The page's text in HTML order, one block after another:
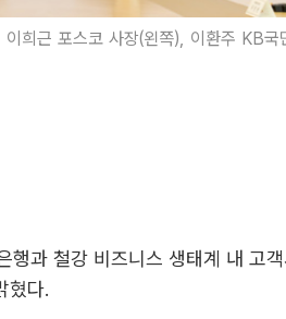
희근 포스코 사장(왼쪽), 이환주 KB국
과 철강 비즈니스 생태계 내 고
혔다.